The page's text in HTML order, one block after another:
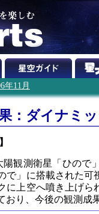
年11月
：ダイナミ
】
観測衛星「ひので
で」に搭載された可
に上空へ噴き上げ
り、今後の観測成